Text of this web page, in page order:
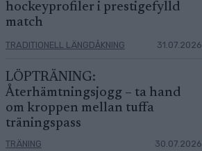
hockeyprofiler i prestigefylld
match
TRADITIONELL LÄNGDÅKNING 31.07.2026
LÖPTRÄNING:
Återhämtningsjogg – ta hand
om kroppen mellan tuffa
träningspass
TRÄNING 30.07.2026